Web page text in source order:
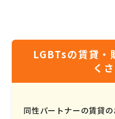
LGBTsの賃貸・
く
同性パートナーの賃貸